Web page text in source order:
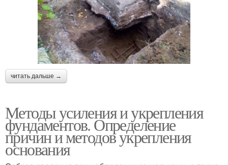
читать дальше →
Методы усиления и укрепления
фундаментов. Определение
причин и методов укрепления
основания